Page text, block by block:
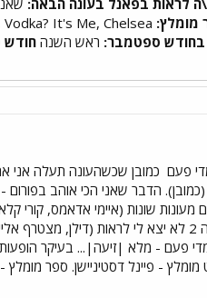
לראות בפאנל בעונה הבאה:
מומלץ:
בחודש ספטמבר: ראש השנה חודש
פעם כמובן שכשהעונה תעלה אני
מעונות שונות (איימי אדאמס, קורי
בה מדי פעם - מלא |זיעה|... בעיקר
- פיינל דסטיניישן. ספר מומלץ